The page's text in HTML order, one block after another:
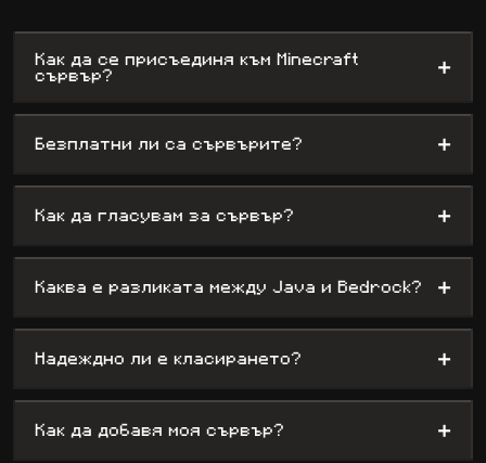
мини-игри, като същевременно предлага на
администраторите максимална видимост.
Как да се присъединя към Minecraft
сървър?
+
Безплатни ли са сървърите? +
Как да гласувам за сървър? +
Каква е разликата между Java и Bedrock? +
Надеждно ли е класирането? +
Как да добавя моя сървър? +